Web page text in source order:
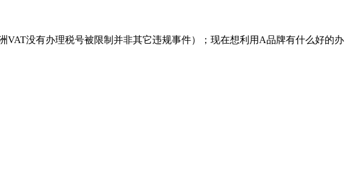
没有办理税号被限制并非其它违规事件）；现在想利用A品牌有什么好的办